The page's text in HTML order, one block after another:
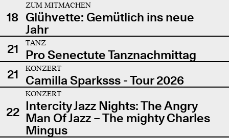
18
ZUM MITMACHEN
Glühvette: Gemütlich ins neue
Jahr
21
TANZ
Pro Senectute Tanznachmittag
21
KONZERT
Camilla Sparksss - Tour 2026
22
KONZERT
Intercity Jazz Nights: The Angry
Man Of Jazz – The mighty Charles
Mingus